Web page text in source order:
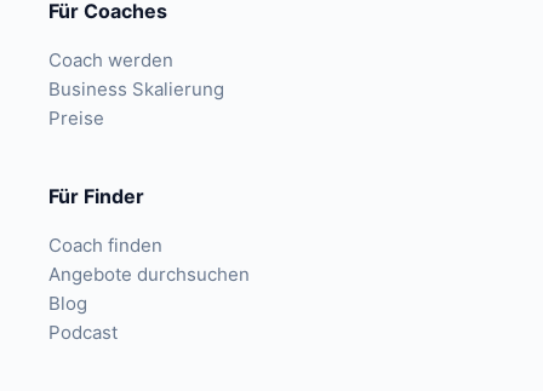
Für Coaches
Coach werden
Business Skalierung
Preise
Für Finder
Coach finden
Angebote durchsuchen
Blog
Podcast